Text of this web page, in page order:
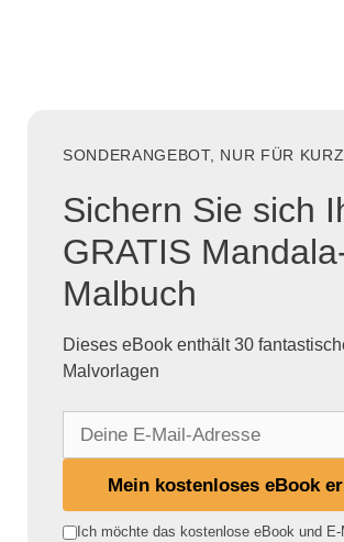
SONDERANGEBOT, NUR FÜR
Sichern Sie sich
GRATIS
Malbuch
Dieses eBook enthält 30
Malvorlagen
e
Mein kostenloses eBook
Ich möchte das kostenlose eBook und